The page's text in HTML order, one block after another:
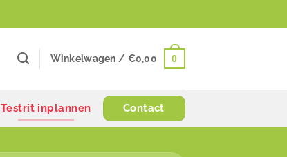
Winkelwagen / €0,00 0
Testrit inplannen Contact